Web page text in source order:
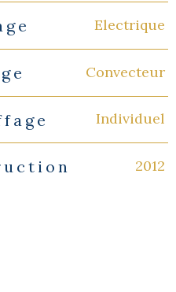
Electrique
Convecteur
Individuel
2012